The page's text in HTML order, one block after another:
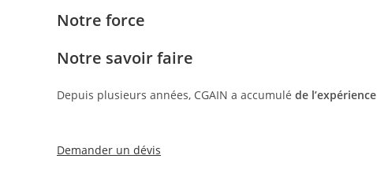
Notre force
Notre savoir faire
Depuis plusieurs années, CGAIN a accumulé de l’expérience
Demander un dévis